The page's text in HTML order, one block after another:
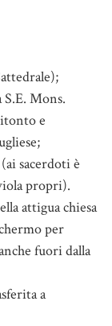
S.E. Mons.
e
sacerdoti è
propri).
attigua chiesa
per
fuori dalla
a